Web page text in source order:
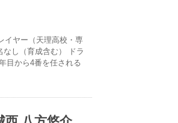
イヤー（天理高校・専
し（育成含む） ドラ
目から4番を任される